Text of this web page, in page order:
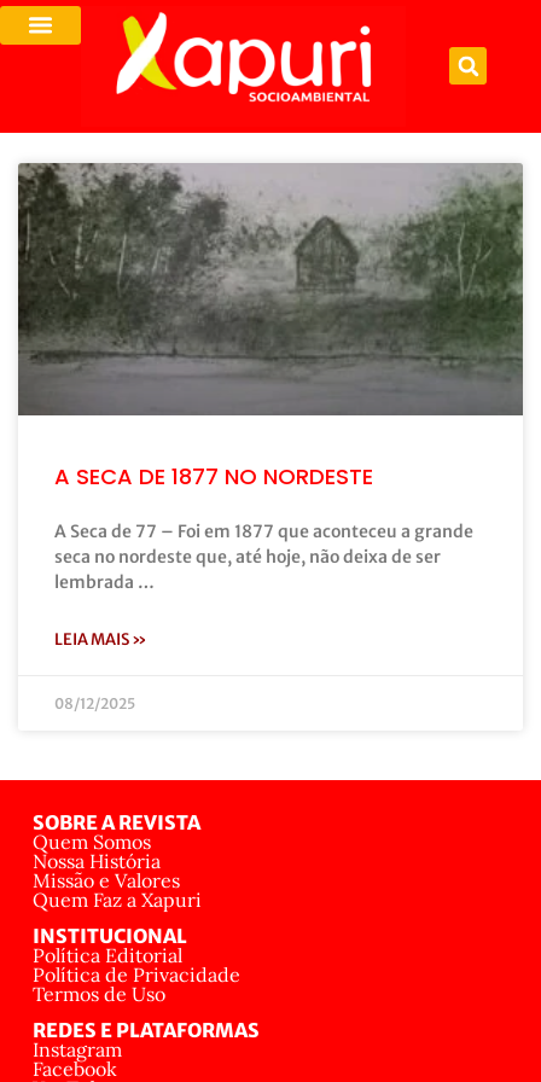
A SECA DE 1877 NO NORDESTE
A Seca de 77 – Foi em 1877 que aconteceu a grande
seca no nordeste que, até hoje, não deixa de ser
lembrada …
LEIA MAIS »
08/12/2025
SOBRE A REVISTA
Quem Somos
Nossa História
Missão e Valores
Quem Faz a Xapuri
INSTITUCIONAL
Política Editorial
Política de Privacidade
Termos de Uso
REDES E PLATAFORMAS
Instagram
Facebook